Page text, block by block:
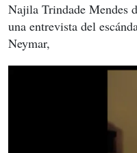
Najila Trindade Mendes
una entrevista del
Neymar,